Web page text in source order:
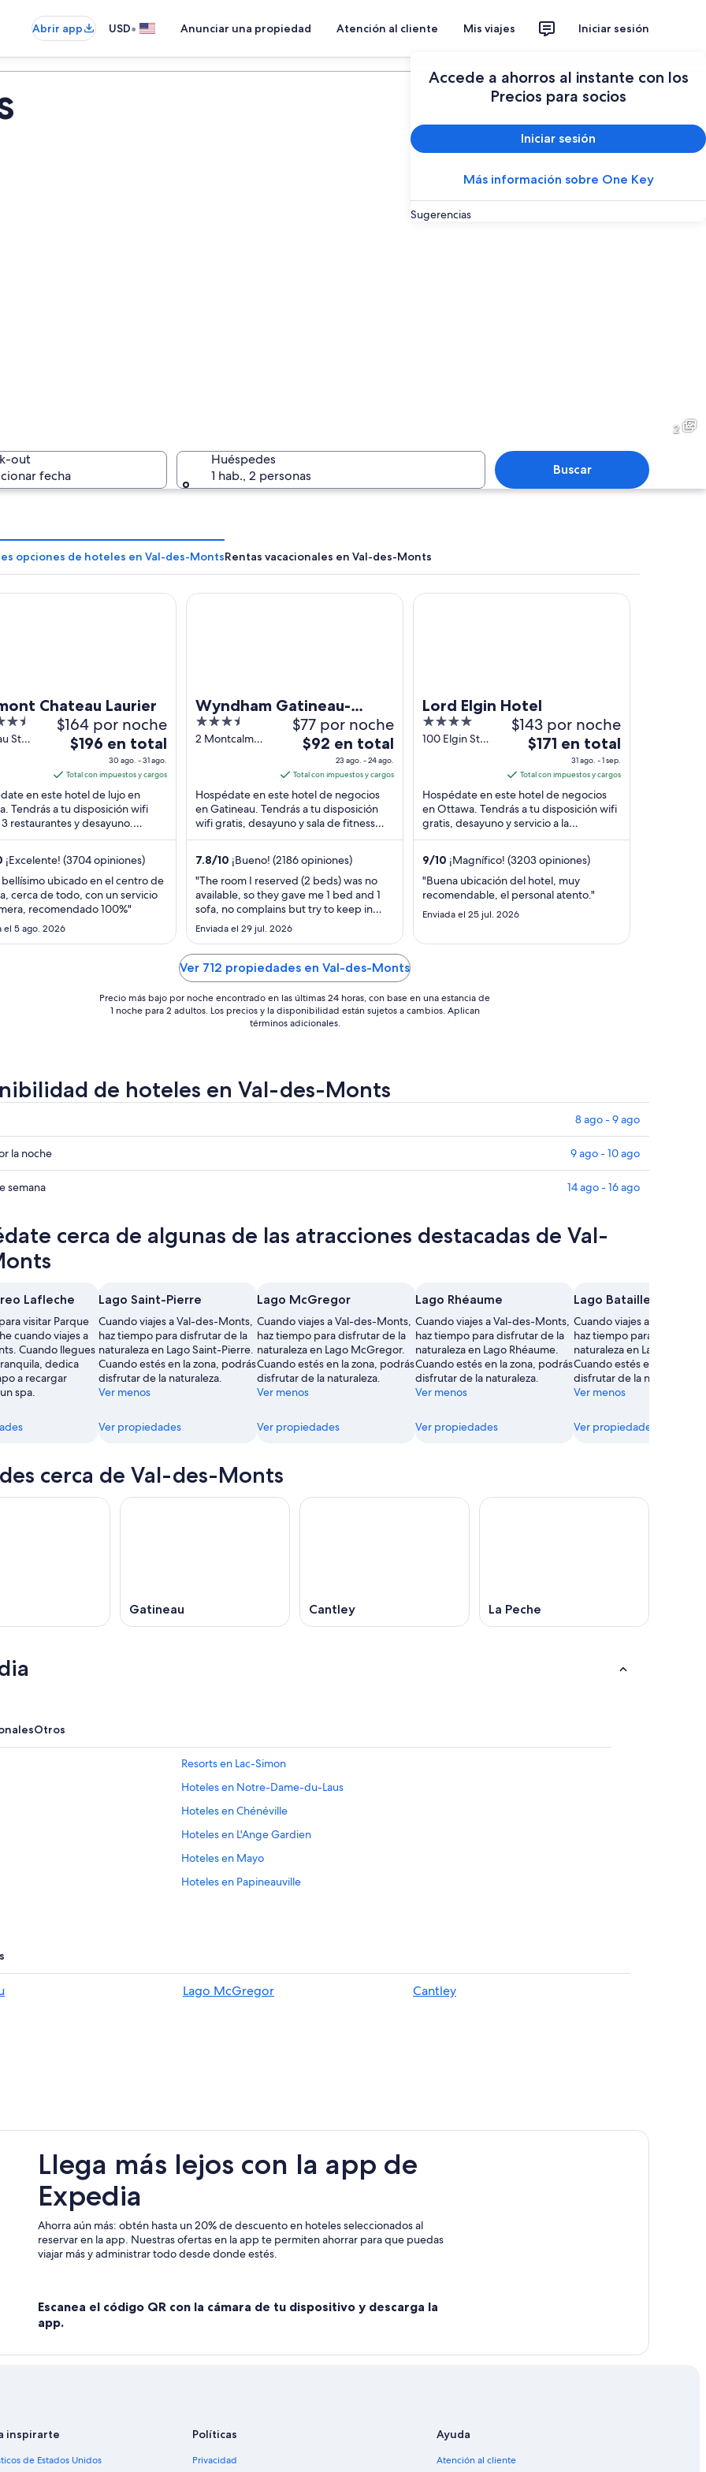
Abrir app USD• Anunciar una propiedad Atención al cliente Mis viajes Iniciar sesión
Accede a ahorros al instante con los
Precios para socios
Iniciar sesión
Más información sobre One Key
Sugerencias
un bosque denso y colinas. Vista aérea de un lago rodeado de un bosque denso y
2
out
fecha
Huéspedes
1 hab., 2 personas
Buscar
opciones de hoteles en Val-des-MontsRentas vacacionales en Val-des-Monts
Chateau Laurier
St
$164 por noche
El
es
de
$196
en
total
por
noche
del
30
al
$196 en total
30 ago. - 31 ago.
Total con impuestos y cargos
en este hotel de lujo en
Tendrás a tu disposición wifi
restaurantes y desayuno.
huéspedes destacan la
¡Excelente! (3704 opiniones)
ubicado en el centro de
cerca de todo, con un servicio
recomendado 100%"
el 5 ago. 2026
Chateau Laurier
Wyndham Gatineau-
Ottawa & Conference
Centre
3.5
out
2 Montcalm
$77 por noche
El
precio
es
de
$92
en
total
por
noche
del
23
al
24
ago
$92 en total
23 ago. - 24 ago.
Total con impuestos y cargos
Hospédate en este hotel de negocios
en Gatineau. Tendrás a tu disposición
wifi gratis, desayuno y sala de fitness
abierta las 24 horas. Estarás muy cerca
7.8/10 ¡Bueno! (2186 opiniones)
"The room I reserved (2 beds) was no
available, so they gave me 1 bed and 1
sofa, no complains but try to keep in
mind this mishap"
Enviada el 29 jul. 2026
Wyndham Gatineau-Ottawa & Conference Centre
Lord Elgin Hotel
4
out
100 Elgin St
$143 por noche
El
es
de
$171
en
total
por
noche
del
al
$171 en total
31 ago. - 1 sep.
Total con impuestos y cargos
Hospédate en este hotel de negocios
en Ottawa. Tendrás a tu disposición wifi
gratis, desayuno y servicio a la
habitación. Nuestros huéspedes
9/10 ¡Magnífico! (3203 opiniones)
"Buena ubicación del hotel, muy
recomendable, el personal atento."
Enviada el 25 jul. 2026
Lord Elgin Hotel
Ver 712 propiedades en Val-des-Monts
Precio más bajo por noche encontrado en las últimas 24 horas, con base en una estancia de
1 noche para 2 adultos. Los precios y la disponibilidad están sujetos a cambios. Aplican
términos adicionales.
de hoteles en Val-des-Monts
8 ago - 9 ago
la noche 9 ago - 10 ago
semana 14 ago - 16 ago
cerca de algunas de las atracciones destacadas de Val-
Lafleche
visitar Parque
cuando viajes a
Cuando llegues
dedica
a recargar
spa.
Lago Saint-Pierre
Cuando viajes a Val-des-Monts,
haz tiempo para disfrutar de la
naturaleza en Lago Saint-Pierre.
Cuando estés en la zona, podrás
disfrutar de la naturaleza.
Ver menos
Ver propiedades
Lago McGregor
Cuando viajes a Val-des-Monts,
haz tiempo para disfrutar de la
naturaleza en Lago McGregor.
Cuando estés en la zona, podrás
disfrutar de la naturaleza.
Ver menos
Ver propiedades
Lago Rhéaume
Cuando viajes a Val-des-Monts,
haz tiempo para disfrutar de la
naturaleza en Lago Rhéaume.
Cuando estés en la zona, podrás
disfrutar de la naturaleza.
Ver menos
Ver propiedades
Lago Bataille
Cuando viajes a Val-des-
haz tiempo para disfrutar
naturaleza en Lago Bataille.
Cuando estés en la zona,
disfrutar de la naturaleza.
Ver menos
Ver propiedades
cerca de Val-des-Monts
Gatineau Cantley La Peche
Otros
Resorts en Lac-Simon
Hoteles en Notre-Dame-du-Laus
Hoteles en Chénéville
Hoteles en L'Ange Gardien
Hoteles en Mayo
Hoteles en Papineauville
Hoteles baratos en Gatineau
Hoteles que aceptan mascotas en Gatineau
Hoteles en Área de ski Mont-Cascades
Hoteles en Notre-Dame-de-la-Paix
Hoteles en Saint-André-Avellin
Lago McGregor
Cantley
Llega más lejos con la app de
Expedia
Ahorra aún más: obtén hasta un 20% de descuento en hoteles seleccionados al
reservar en la app. Nuestras ofertas en la app te permiten ahorrar para que puedas
viajar más y administrar todo desde donde estés.
Escanea el código QR con la cámara de tu dispositivo y descarga la
app.
inspirarte
de Estados Unidos
Políticas
Privacidad
Ayuda
Atención al cliente